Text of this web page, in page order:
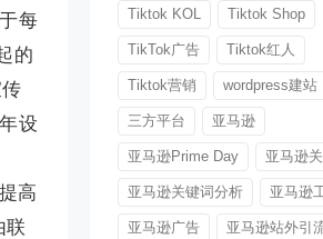
每
的
设
高
联
Tiktok KOL Tiktok Shop
TikTok广告 Tiktok红人
Tiktok营销 wordpress建站
三方平台 亚马逊
亚马逊Prime Day 亚马逊
亚马逊关键词分析 亚马逊
亚马逊广告 亚马逊站外引